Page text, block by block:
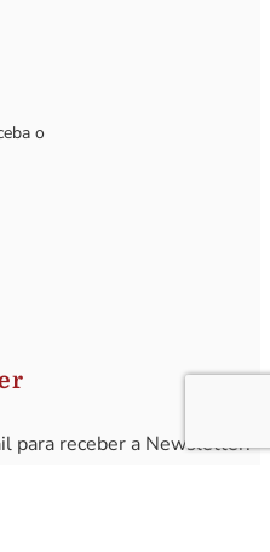
o
para receber a Newsletter.